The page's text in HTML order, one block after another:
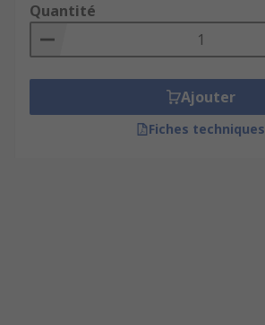
Quantité
Ajouter
Fiches techniques